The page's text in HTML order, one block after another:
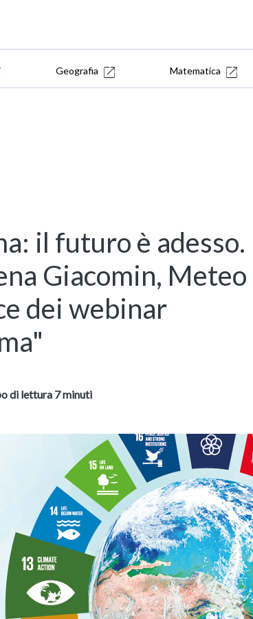
Geografia Matematica
il futuro è adesso.
Giacomin, Meteo
dei webinar
di lettura 7 minuti